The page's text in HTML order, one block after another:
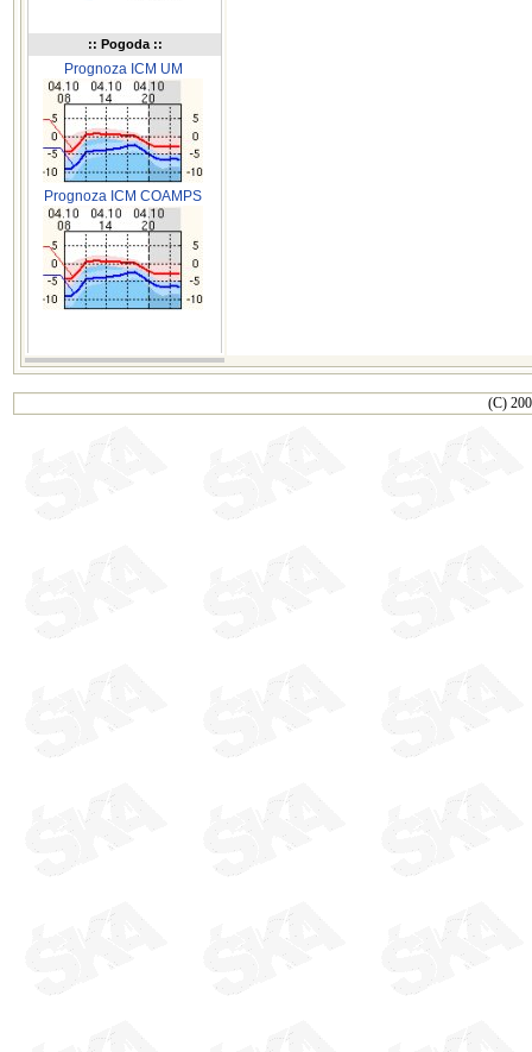
:: Pogoda ::
Prognoza ICM UM
Prognoza ICM COAMPS
(C)